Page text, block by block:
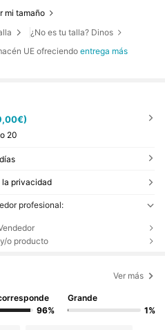
mi tamaño
¿No es tu talla? Dinos
UE ofreciendoentrega más
20
la privacidad
profesional:
o producto
Ver más
96%
Grande
1%